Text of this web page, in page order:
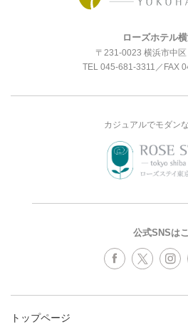
ローズホテル
〒231-0023 横浜市中
TEL 045-681-3311 ／FAX
カジュアルでモダン
公式SNSは
トップページ